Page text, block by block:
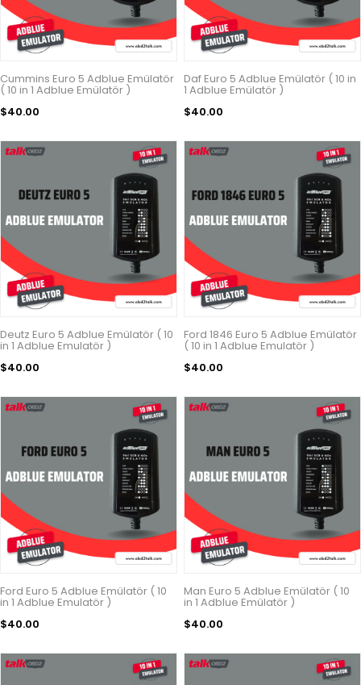
Cummins Euro 5 Adblue Emülatör
( 10 in 1 Adblue Emülatör )
$40.00
Daf Euro 5 Adblue Emülatör ( 10 in
1 Adblue Emülatör )
$40.00
Deutz Euro 5 Adblue Emülatör ( 10
in 1 Adblue Emulatör )
$40.00
Ford 1846 Euro 5 Adblue Emülatör
( 10 in 1 Adblue Emulatör )
$40.00
Ford Euro 5 Adblue Emülatör ( 10
in 1 Adblue Emulatör )
$40.00
Man Euro 5 Adblue Emülatör ( 10
in 1 Adblue Emülatör )
$40.00